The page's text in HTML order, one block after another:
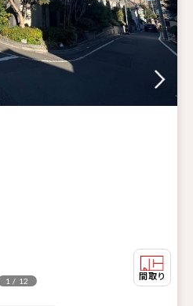
1 / 12